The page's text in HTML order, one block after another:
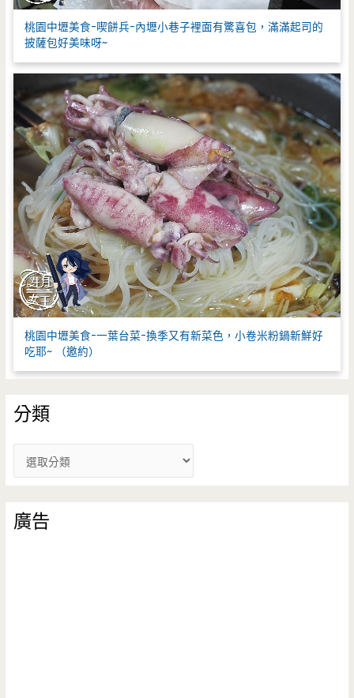
桃園中壢美食-喫餅兵-內壢小巷子裡面有驚喜包，滿滿起司的
披薩包好美味呀~
桃園中壢美食-一葉台菜-換季又有新菜色，小卷米粉鍋新鮮好
吃耶~ （邀約）
分類
類
廣告